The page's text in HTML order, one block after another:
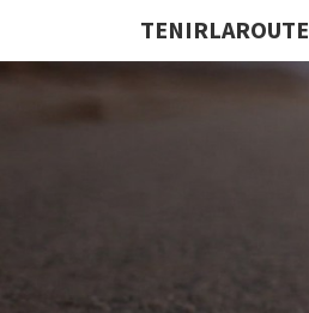
TENIRLAROUTE